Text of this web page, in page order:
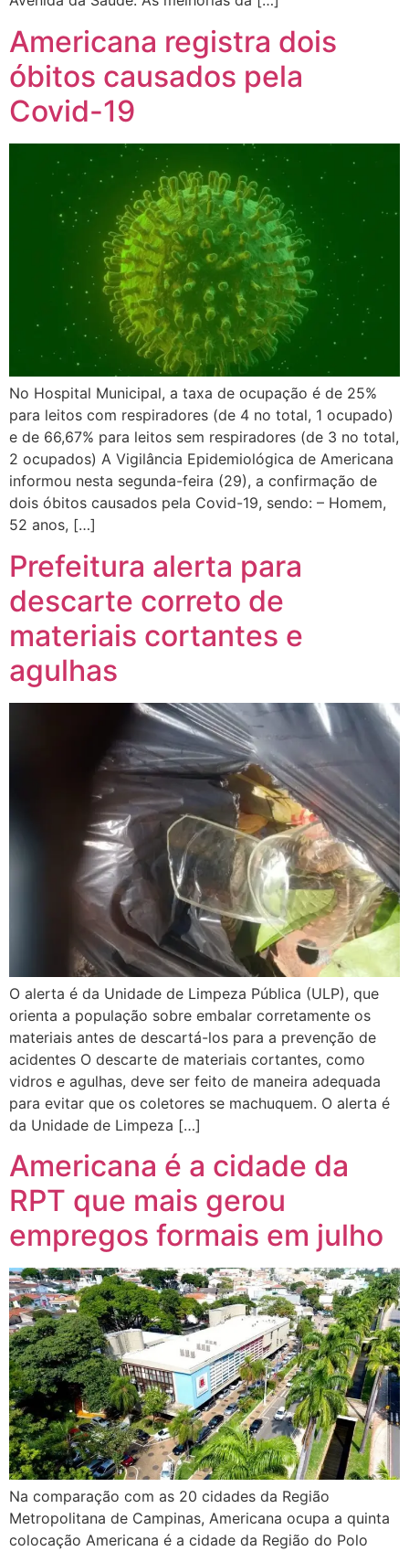
Americana registra dois
óbitos causados pela
Covid-19
No Hospital Municipal, a taxa de ocupação é de 25%
para leitos com respiradores (de 4 no total, 1 ocupado)
e de 66,67% para leitos sem respiradores (de 3 no total,
2 ocupados) A Vigilância Epidemiológica de Americana
informou nesta segunda-feira (29), a confirmação de
dois óbitos causados pela Covid-19, sendo: – Homem,
52 anos, […]
Prefeitura alerta para
descarte correto de
materiais cortantes e
agulhas
O alerta é da Unidade de Limpeza Pública (ULP), que
orienta a população sobre embalar corretamente os
materiais antes de descartá-los para a prevenção de
acidentes O descarte de materiais cortantes, como
vidros e agulhas, deve ser feito de maneira adequada
para evitar que os coletores se machuquem. O alerta é
da Unidade de Limpeza […]
Americana é a cidade da
RPT que mais gerou
empregos formais em julho
Na comparação com as 20 cidades da Região
Metropolitana de Campinas, Americana ocupa a quinta
colocação Americana é a cidade da Região do Polo